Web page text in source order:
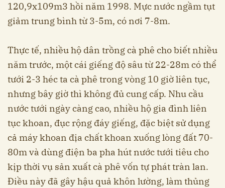
120,9x109m3 hồi năm 1998. Mực nước ngầm tụt
giảm trung bình từ 3-5m, có nơi 7-8m.
Thực tế, nhiều hộ dân trồng cà phê cho biết nhiều
năm trước, một cái giếng độ sâu từ 22-28m có thể
tưới 2-3 héc ta cà phê trong vòng 10 giờ liên tục,
nhưng bây giờ thì không đủ cung cấp. Nhu cầu
nước tưới ngày càng cao, nhiều hộ gia đình liên
tục khoan, đục rộng đáy giếng, đặc biệt sử dụng
cả máy khoan địa chất khoan xuống lòng đất 70-
80m và dùng điện ba pha hút nước tưới tiêu cho
kịp thời vụ sản xuất cà phê vốn tự phát tràn lan.
Điều này đã gây hậu quả khôn lường, làm thủng